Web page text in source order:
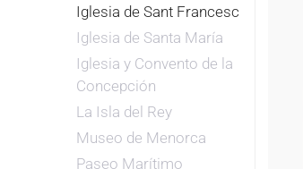
Iglesia de Sant Francesc
Iglesia de Santa María
Iglesia y Convento de la
Concepción
La Isla del Rey
Museo de Menorca
Paseo Marítimo